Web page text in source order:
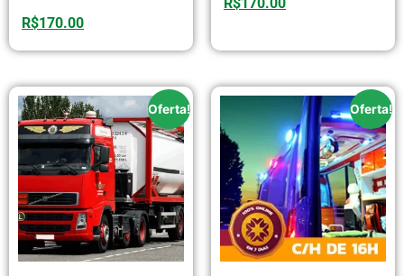
R$170.00
Oferta! Oferta!